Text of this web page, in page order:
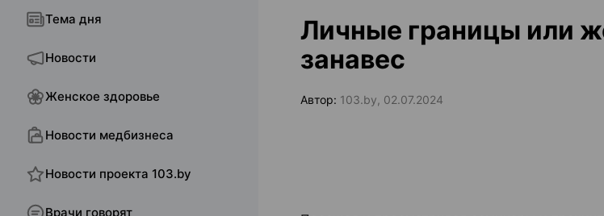
Тема дня
Новости
Женское здоровье
Новости медбизнеса
Новости проекта 103.by
Врачи говорят
Личные границы или
занавес
Автор: 103.by, 02.07.2024